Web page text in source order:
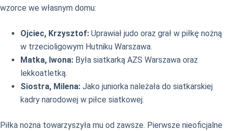
wzorce we własnym domu:
Ojciec, Krzysztof: Uprawiał judo oraz grał w piłkę nożną
w trzecioligowym Hutniku Warszawa.
Matka, Iwona: Była siatkarką AZS Warszawa oraz
lekkoatletką.
Siostra, Milena: Jako juniorka należała do siatkarskiej
kadry narodowej w piłce siatkowej.
Piłka nożna towarzyszyła mu od zawsze. Pierwsze nieoficjalne